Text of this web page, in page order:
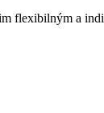
flexibilným a